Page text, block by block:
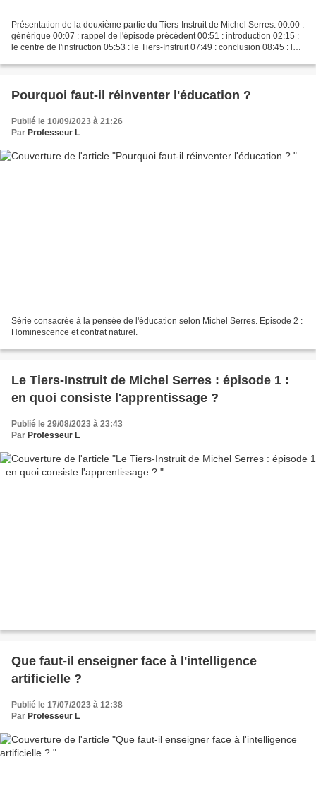
Présentation de la deuxième partie du Tiers-Instruit de Michel Serres. 00:00 :
générique 00:07 : rappel de l'épisode précédent 00:51 : introduction 02:15 :
le centre de l'instruction 05:53 : le Tiers-Instruit 07:49 : conclusion 08:45 : le
Pourquoi faut-il réinventer l'éducation ?
Publié le 10/09/2023 à 21:26
Par Professeur L
Série consacrée à la pensée de l'éducation selon Michel Serres. Episode 2 :
Hominescence et contrat naturel.
Le Tiers-Instruit de Michel Serres : épisode 1 :
en quoi consiste l'apprentissage ?
Publié le 29/08/2023 à 23:43
Par Professeur L
Que faut-il enseigner face à l'intelligence
artificielle ?
Publié le 17/07/2023 à 12:38
Par Professeur L